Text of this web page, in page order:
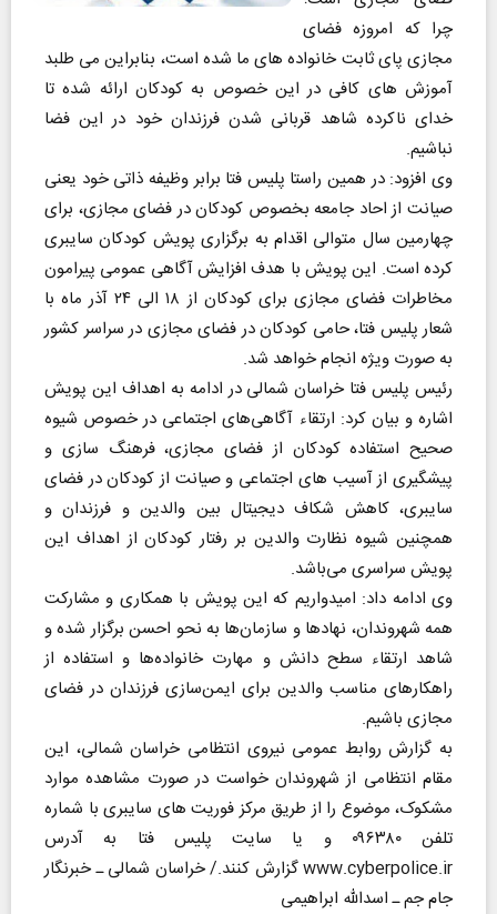
چرا که امروزه فضای
مجازی پای ثابت خانواده های ما شده است، بنابراین می طلبد
آموزش های کافی در این خصوص به کودکان ارائه شده تا
خدای ناکرده شاهد قربانی شدن فرزندان خود در این فضا
نباشیم.
وی افزود: در همین راستا پلیس فتا برابر وظیفه ذاتی خود یعنی
صیانت از احاد جامعه بخصوص کودکان در فضای مجازی، برای
چهارمین سال متوالی اقدام به برگزاری پویش کودکان سایبری
کرده است. این پویش با هدف افزایش آگاهی عمومی پیرامون
مخاطرات فضای مجازی برای کودکان از ۱۸ الی ۲۴ آذر ماه با
شعار پلیس فتا، حامی کودکان در فضای مجازی در سراسر کشور
به صورت ویژه انجام خواهد شد.
رئیس پلیس فتا خراسان شمالی در ادامه به اهداف این پویش
اشاره و بیان کرد: ارتقاء آگاهی‌های اجتماعی در خصوص شیوه
صحیح استفاده کودکان از فضای مجازی، فرهنگ سازی و
پیشگیری از آسیب های اجتماعی و صیانت از کودکان در فضای
سایبری، کاهش شکاف دیجیتال بین والدین و فرزندان و
همچنین شیوه نظارت والدین بر رفتار کودکان از اهداف این
پویش سراسری می‌باشد.
وی ادامه داد: امیدواریم که این پویش با همکاری و مشارکت
همه شهروندان، نهادها و سازمان‌ها به نحو احسن برگزار شده و
شاهد ارتقاء سطح دانش و مهارت خانواده‌ها و استفاده از
راهکارهای مناسب والدین برای ایمن‌سازی فرزندان در فضای
مجازی باشیم.
به گزارش روابط عمومی نیروی انتظامی خراسان شمالی، این
مقام انتظامی از شهروندان خواست در صورت مشاهده موارد
مشکوک، موضوع را از طریق مرکز فوریت های سایبری با شماره
تلفن ۰۹۶۳۸۰ و یا ‌سایت پلیس فتا به آدرس
www.cyberpolice.ir گزارش کنند./ خراسان شمالی ـ خبرنگار
جام جم ـ اسدالله ابراهیمی